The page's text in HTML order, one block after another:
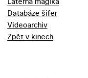
Databáze šifer
Videoarchiv
Zpět v kinech